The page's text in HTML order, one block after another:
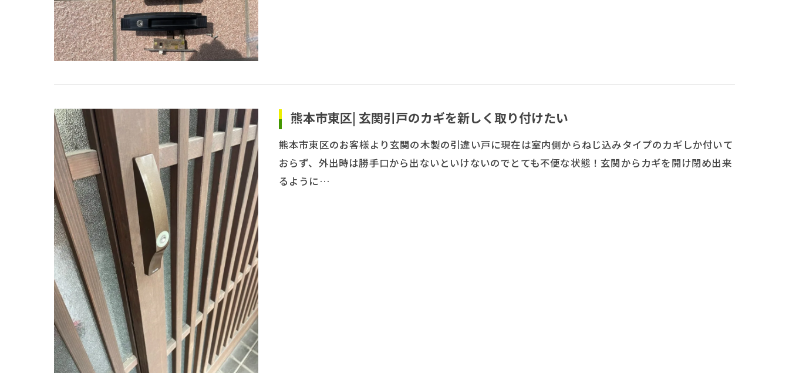
熊本市東区| 玄関引戸のカギを新しく取り付けたい
熊本市東区のお客様より玄関の木製の引違い戸に現在は室内側からねじ込みタイプのカギしか付いて
おらず、外出時は勝手口から出ないといけないのでとても不便な状態！玄関からカギを開け閉め出来
るように…